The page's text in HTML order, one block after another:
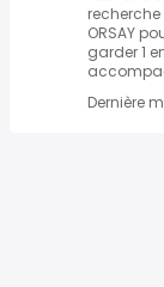
ORSAY
garder 1
Dernière